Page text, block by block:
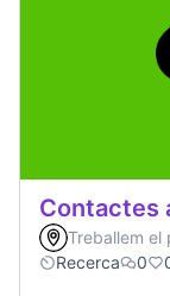
Contactes
Treballem el
Recerca
0